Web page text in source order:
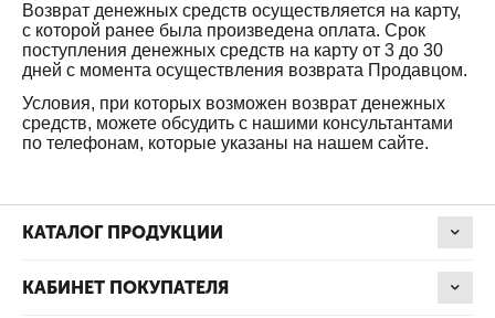
Возврат денежных средств осуществляется на карту,
с которой ранее была произведена оплата. Срок
поступления денежных средств на карту от 3 до 30
дней с момента осуществления возврата Продавцом.
Условия, при которых возможен возврат денежных
средств, можете обсудить с нашими консультантами
по телефонам, которые указаны на нашем сайте.
КАТАЛОГ ПРОДУКЦИИ
КАБИНЕТ ПОКУПАТЕЛЯ